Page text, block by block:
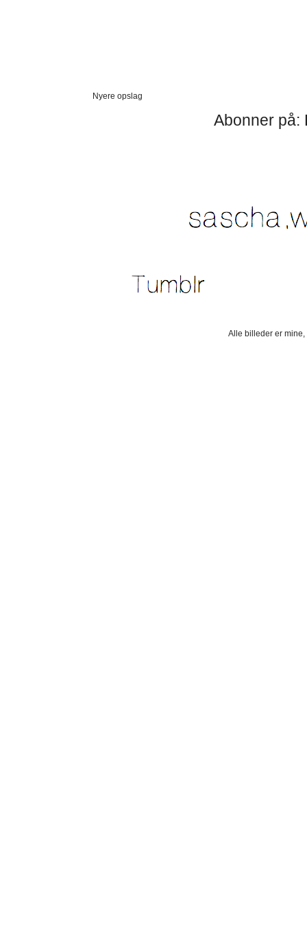
Nyere opslag
Abonner på:
Alle billeder er